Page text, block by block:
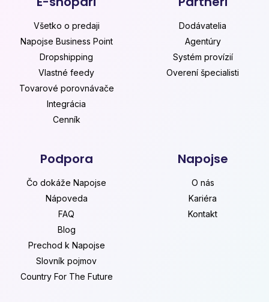
Všetko o predaji
Napojse Business Point
Dropshipping
Vlastné feedy
Tovarové porovnávače
Integrácia
Cenník
Dodávatelia
Agentúry
Systém provízií
Overení špecialisti
Podpora
Čo dokáže Napojse
Nápoveda
FAQ
Blog
Prechod k Napojse
Slovník pojmov
Country For The Future
Napojse
O nás
Kariéra
Kontakt